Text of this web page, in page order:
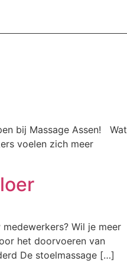
bij Massage Assen! Wat
voelen zich meer
Wil je meer
het doorvoeren van
​De stoelmassage […]